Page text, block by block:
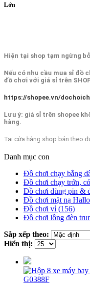
Lớn
Hiện tại shop tạm ngừng
Nếu có nhu cầu mua sỉ đồ
đồ chơi với giá sỉ trên
https://shopee.vn/
Lưu ý: giá sỉ trên shopee
hàng.
Tại cửa hàng shop bán theo
Danh mục con
Đồ chơi chạy bằng
Đồ chơi chạy trớn,
Đồ chơi dùng pin &
Đồ chơi mặt nạ
Đồ chơi vỉ (156)
Đồ chơi lồng đèn
Sắp xếp theo:
Hiển thị: